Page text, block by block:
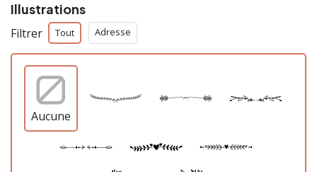
Illustrations
Filtrer Tout Adresse
Aucune